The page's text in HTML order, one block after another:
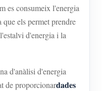
es consumeix l'energia
que els permet prendre
d'energia i la
d'anàlisi d'energia
de proporcionardades